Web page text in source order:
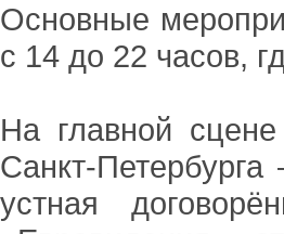
Основные
с 14 до 22 часов,
На главной
Санкт-
устная